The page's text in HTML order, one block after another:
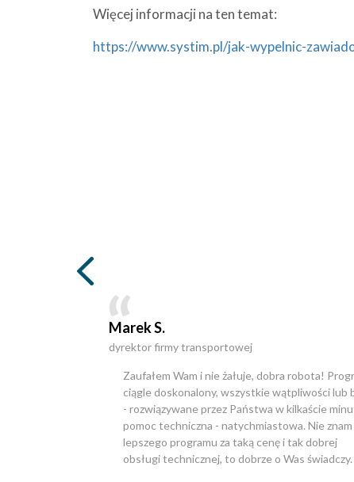
Więcej informacji na ten temat:
https://www.systim.pl/jak-wypelnic-
Marek S.
dyrektor firmy transportowej
Zaufałem Wam i nie żałuje, dobra robota!
ciągle doskonalony, wszystkie wątpliwości lub
- rozwiązywane przez Państwa w kilkaście
pomoc techniczna - natychmiastowa. Nie znam
lepszego programu za taką cenę i tak dobrej
obsługi technicznej, to dobrze o Was świadczy.